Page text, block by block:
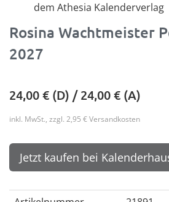
dem Athesia Kalenderverlag
Rosina Wachtmeister
2027
24,00€ (D) /24,00€ (A)
inkl. MwSt., zzgl. 2,95 € Versandkosten
Jetzt kaufen bei